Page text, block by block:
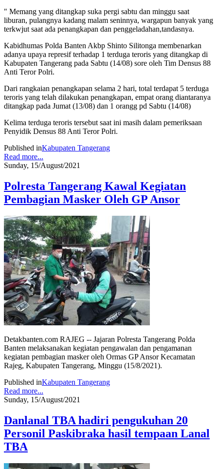
" Memang yang ditangkap suka pergi sabtu dan minggu saat
liburan, pulangnya kadang malam seninnya, wargapun banyak yang
terkwjut saat ada penangkapan dan penggeladahan,tandasnya.
Kabidhumas Polda Banten Akbp Shinto Silitonga membenarkan
adanya upaya represif terhadap 1 terduga teroris yang ditangkap di
Kabupaten Tangerang pada Sabtu (14/08) sore oleh Tim Densus 88
Anti Teror Polri.
Dari rangkaian penangkapan selama 2 hari, total terdapat 5 terduga
teroris yang telah dilakukan penangkapan, empat orang diantaranya
ditangkap pada Jumat (13/08) dan 1 orangg pd Sabtu (14/08)
Kelima terduga teroris tersebut saat ini masih dalam pemeriksaan
Penyidik Densus 88 Anti Teror Polri.
Published inKabupaten Tangerang
Read more...
Sunday, 15/August/2021
Polresta Tangerang Kawal Kegiatan
Pembagian Masker Oleh GP Ansor
Detakbanten.com RAJEG -- Jajaran Polresta Tangerang Polda
Banten melaksanakan kegiatan pengawalan dan pengamanan
kegiatan pembagian masker oleh Ormas GP Ansor Kecamatan
Rajeg, Kabupaten Tangerang, Minggu (15/8/2021).
Published inKabupaten Tangerang
Read more...
Sunday, 15/August/2021
Danlanal TBA hadiri pengukuhan 20
Personil Paskibraka hasil tempaan Lanal
TBA